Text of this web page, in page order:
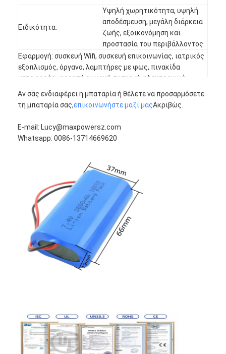
Ειδικότητα:
Υψηλή χωρητικότητα, υψηλή
αποδέσμευση, μεγάλη διάρκεια
ζωής, εξοικονόμηση και
προστασία του περιβάλλοντος.
Εφαρμογή: συσκευή Wifi, συσκευή επικοινωνίας, ιατρικός
εξοπλισμός, όργανο, λαμπτήρες με φως, πινακίδα
μεταφοράς, φορητή οικιακή συσκευή, ηλεκτρονικά
εργαλεία και παιχνίδια κλπ.
Αν σας ενδιαφέρει η μπαταρία ή θέλετε να προσαρμόσετε
τη μπαταρία σας,επικοινωνήστε μαζί μαςΑκριβώς.
Ε-mail: Lucy@maxpowersz.com
Whatsapp: 0086-13714669620